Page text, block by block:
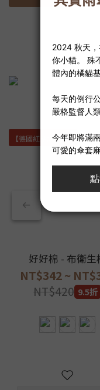
【德國紅點設計獎】
好好棉 - 布衛生
NT$342 ~
NT$420 9.5折